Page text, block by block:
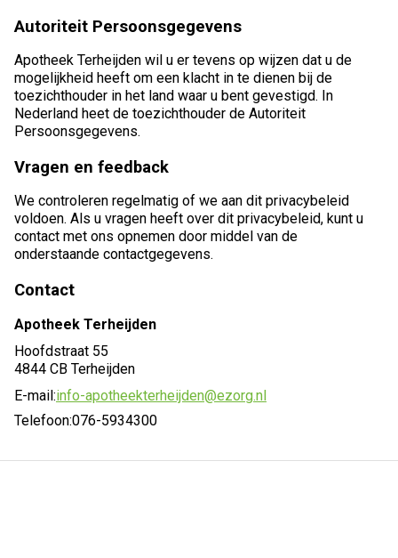
Autoriteit Persoonsgegevens
Apotheek Terheijden wil u er tevens op wijzen dat u de
mogelijkheid heeft om een klacht in te dienen bij de
toezichthouder in het land waar u bent gevestigd. In
Nederland heet de toezichthouder de Autoriteit
Persoonsgegevens.
Vragen en feedback
We controleren regelmatig of we aan dit privacybeleid
voldoen. Als u vragen heeft over dit privacybeleid, kunt u
contact met ons opnemen door middel van de
onderstaande contactgegevens.
Contact
Apotheek Terheijden
Hoofdstraat 55
4844 CB Terheijden
E-mail:info-apotheekterheijden@ezorg.nl
Telefoon:076-5934300